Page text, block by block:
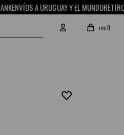
Y EL MUNDORETIRO GRATIS EN
UYU0